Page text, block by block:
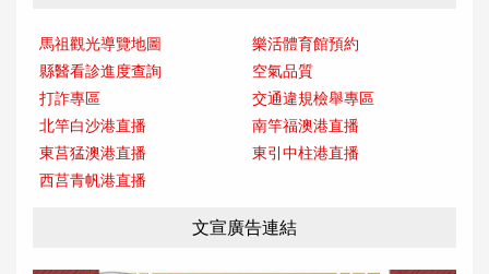
馬祖觀光導覽地圖
樂活體育館預約
縣醫看診進度查詢
空氣品質
打詐專區
交通違規檢舉專區
北竿白沙港直播
南竿福澳港直播
東莒猛澳港直播
東引中柱港直播
西莒青帆港直播
文宣廣告連結